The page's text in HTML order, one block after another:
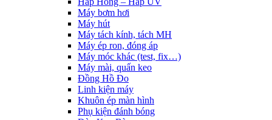
Máy bơm hơi
Máy hút
Máy tách kính, tách MH
Máy ép ron, đóng áp
Máy móc khác (test, fix…)
Máy mài, quấn keo
Đồng Hồ Đo
Linh kiện máy
Khuôn ép màn hình
Phụ kiện đánh bóng